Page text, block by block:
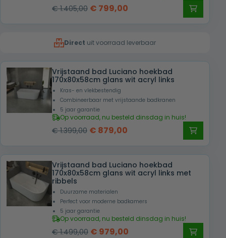
€1.405,00 Oorspronkelijke
€ 1.405,00.
€ 799,00
€ 799,00.
Direct uit voorraad leverbaar
Vrijstaand bad Luciano hoekbad
170x80x58cm glans wit acryl links
Kras- en vlekbestendig
Combineerbaar met vrijstaande badkranen
5 jaar garantie
Op voorraad, nu besteld dinsdag in huis!
€1.399,00 Oorspronkelijke
was:
€ 1.399,00.
€ 879,00
is:
€ 879,00.
Vrijstaand bad Luciano hoekbad
170x80x58cm glans wit acryl links met
ribbels
Duurzame materialen
Perfect voor moderne badkamers
5 jaar garantie
Op voorraad, nu besteld dinsdag in huis!
€1.499,00 Oorspronkelijke
€ 979,00